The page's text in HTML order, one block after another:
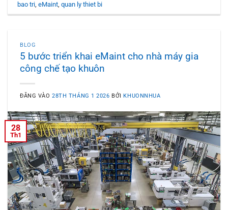
bao tri,eMaint,quan ly thiet bi
BLOG
5 bước triển khai eMaint cho nhà máy gia
công chế tạo khuôn
ĐĂNG VÀO28TH THÁNG 1 2026 BỞI KHUONNHUA
28
Th1